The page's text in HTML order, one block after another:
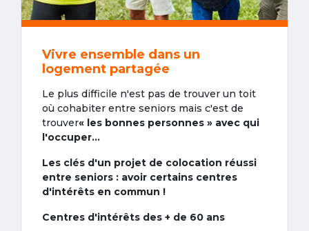
Vivre ensemble dans un
logement partagée
Le plus difficile n'est pas de trouver un toit
où cohabiter entre seniors mais c'est de
trouver« les bonnes personnes » avec qui
l'occuper...
Les clés d'un projet de colocation réussi
entre seniors : avoir certains centres
d'intérêts en commun !
Centres d'intérêts des + de 60 ans